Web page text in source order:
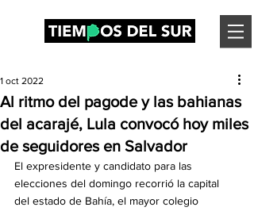
Al ritmo del pagode y las bahianas
del acarajé, Lula convocó hoy miles
de seguidores en Salvador
1 oct 2022
El expresidente y candidato para las
elecciones del domingo recorrió la capital
del estado de Bahía, el mayor colegio